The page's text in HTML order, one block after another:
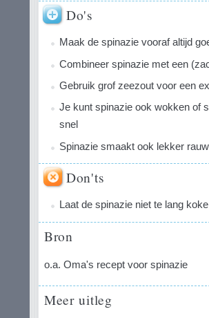
Do's
Maak de spinazie vooraf altijd
Combineer spinazie met een
Gebruik grof zeezout voor een
Je kunt spinazie ook wokken of
snel
Spinazie smaakt ook lekker
Don'ts
Laat de spinazie niet te lang
Bron
o.a. Oma's recept voor spinazie
Meer uitleg